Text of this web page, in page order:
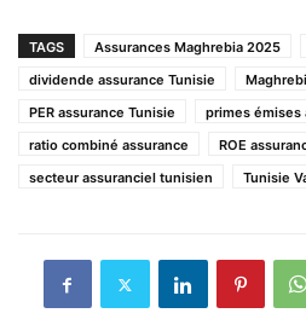
TAGS Assurances Maghrebia 2025
dividende assurance Tunisie
PER assurance Tunisie
primes émises
ratio combiné assurance
ROE
secteur assuranciel tunisien
Tunisie